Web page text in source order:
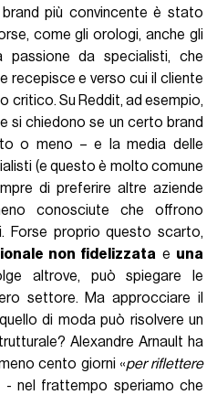
più convincente è stato
come gli orologi, anche gli
da specialisti, che
recepisce e verso cui il cliente
critico. Su Reddit, ad esempio,
si chiedono se un certo brand
o meno – e la media delle
(e questo è molto comune
di preferire altre aziende
conosciute che offrono
Forse proprio questo scarto,
non fidelizzata e una
altrove, può spiegare le
settore. Ma approcciare il
di moda può risolvere un
Alexandre Arnault ha
cento giorni «per riflettere
- nel frattempo speriamo che